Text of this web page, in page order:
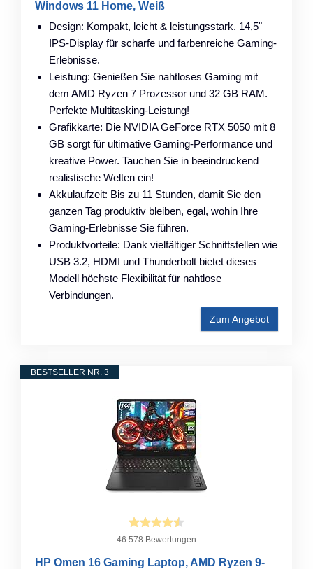
Windows 11 Home, Weiß
Design: Kompakt, leicht & leistungsstark. 14,5"
IPS-Display für scharfe und farbenreiche Gaming-
Erlebnisse.
Leistung: Genießen Sie nahtloses Gaming mit
dem AMD Ryzen 7 Prozessor und 32 GB RAM.
Perfekte Multitasking-Leistung!
Grafikkarte: Die NVIDIA GeForce RTX 5050 mit 8
GB sorgt für ultimative Gaming-Performance und
kreative Power. Tauchen Sie in beeindruckend
realistische Welten ein!
Akkulaufzeit: Bis zu 11 Stunden, damit Sie den
ganzen Tag produktiv bleiben, egal, wohin Ihre
Gaming-Erlebnisse Sie führen.
Produktvorteile: Dank vielfältiger Schnittstellen wie
USB 3.2, HDMI und Thunderbolt bietet dieses
Modell höchste Flexibilität für nahtlose
Verbindungen.
Zum Angebot
BESTSELLER NR. 3
46.578 Bewertungen
HP Omen 16 Gaming Laptop, AMD Ryzen 9-